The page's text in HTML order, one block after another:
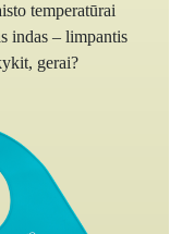
temperatūrai
indas – limpantis
gerai?